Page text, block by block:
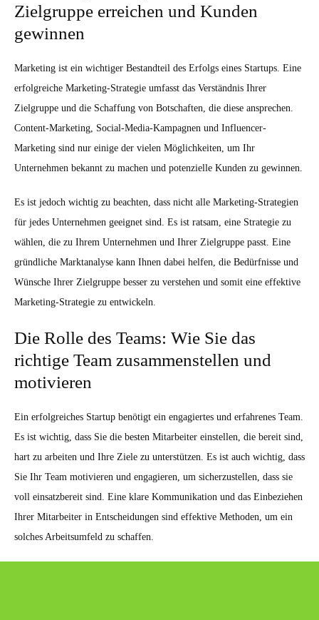
Zielgruppe erreichen und Kunden
gewinnen
Marketing ist ein wichtiger Bestandteil des Erfolgs eines Startups. Eine
erfolgreiche Marketing-Strategie umfasst das Verständnis Ihrer
Zielgruppe und die Schaffung von Botschaften, die diese ansprechen.
Content-Marketing, Social-Media-Kampagnen und Influencer-
Marketing sind nur einige der vielen Möglichkeiten, um Ihr
Unternehmen bekannt zu machen und potenzielle Kunden zu gewinnen.
Es ist jedoch wichtig zu beachten, dass nicht alle Marketing-Strategien
für jedes Unternehmen geeignet sind. Es ist ratsam, eine Strategie zu
wählen, die zu Ihrem Unternehmen und Ihrer Zielgruppe passt. Eine
gründliche Marktanalyse kann Ihnen dabei helfen, die Bedürfnisse und
Wünsche Ihrer Zielgruppe besser zu verstehen und somit eine effektive
Marketing-Strategie zu entwickeln.
Die Rolle des Teams: Wie Sie das
richtige Team zusammenstellen und
motivieren
Ein erfolgreiches Startup benötigt ein engagiertes und erfahrenes Team.
Es ist wichtig, dass Sie die besten Mitarbeiter einstellen, die bereit sind,
hart zu arbeiten und Ihre Ziele zu unterstützen. Es ist auch wichtig, dass
Sie Ihr Team motivieren und engagieren, um sicherzustellen, dass sie
voll einsatzbereit sind. Eine klare Kommunikation und das Einbeziehen
Ihrer Mitarbeiter in Entscheidungen sind effektive Methoden, um ein
solches Arbeitsumfeld zu schaffen.